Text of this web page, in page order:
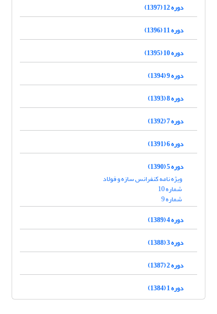
دوره 12 (1397)
دوره 11 (1396)
دوره 10 (1395)
دوره 9 (1394)
دوره 8 (1393)
دوره 7 (1392)
دوره 6 (1391)
دوره 5 (1390)
ویژه نامه کنفرانس سازه و فولاد
شماره 10
شماره 9
دوره 4 (1389)
دوره 3 (1388)
دوره 2 (1387)
دوره 1 (1384)